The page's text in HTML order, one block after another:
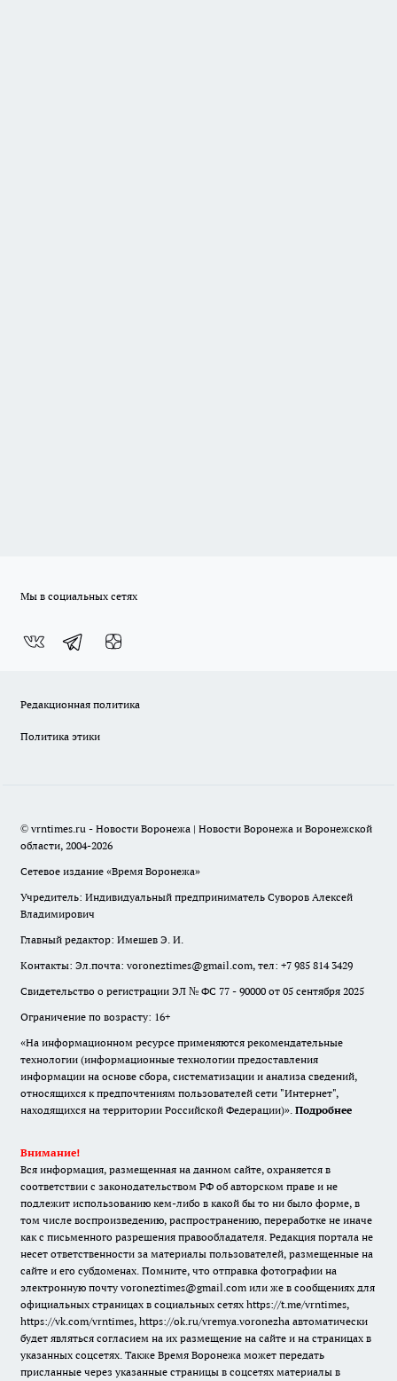
Мы в социальных сетях
Редакционная политика
Политика этики
© vrntimes.ru - Новости Воронежа | Новости Воронежа и Воронежской
области, 2004-2026
Сетевое издание «Время Воронежа»
Учредитель: Индивидуальный предприниматель Суворов Алексей
Владимирович
Главный редактор: Имешев Э. И.
Контакты: Эл.почта: voroneztimes@gmail.com, тел: +7 985 814 3429
Свидетельство о регистрации ЭЛ № ФС 77 - 90000 от 05 сентября 2025
Ограничение по возрасту: 16+
«На информационном ресурсе применяются рекомендательные
технологии (информационные технологии предоставления
информации на основе сбора, систематизации и анализа сведений,
относящихся к предпочтениям пользователей сети "Интернет",
находящихся на территории Российской Федерации)». Подробнее
Внимание!
Вся информация, размещенная на данном сайте, охраняется в
соответствии с законодательством РФ об авторском праве и не
подлежит использованию кем-либо в какой бы то ни было форме, в
том числе воспроизведению, распространению, переработке не иначе
как с письменного разрешения правообладателя. Редакция портала не
несет ответственности за материалы пользователей, размещенные на
сайте и его субдоменах. Помните, что отправка фотографии на
электронную почту voroneztimes@gmail.com или же в сообщениях для
официальных страницах в социальных сетях https://t.me/vrntimes,
https://vk.com/vrntimes, https://ok.ru/vremya.voronezha автоматически
будет являться согласием на их размещение на сайте и на страницах в
указанных соцсетях. Также Время Воронежа может передать
присланные через указанные страницы в соцсетях материалы в